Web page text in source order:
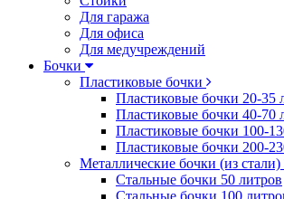
Для гаража
Для офиса
Для медучреждений
Бочки
Пластиковые бочки
Пластиковые бочки 20-35
Пластиковые бочки 40-70
Пластиковые бочки 100-
Пластиковые бочки 200-
Металлические бочки (из стали)
Стальные бочки 50 литров
Стальные бочки 100